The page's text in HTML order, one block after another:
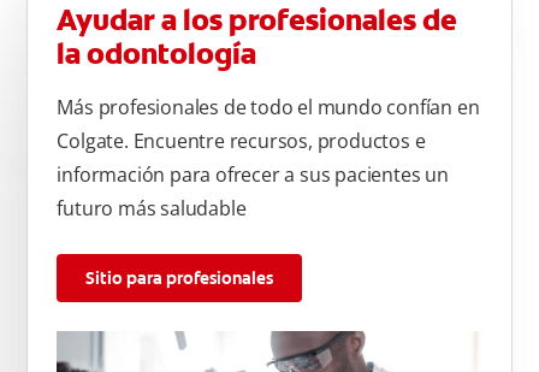
Ayudar a los profesionales de
la odontología
Más profesionales de todo el mundo confían en
Colgate. Encuentre recursos, productos e
información para ofrecer a sus pacientes un
futuro más saludable
Sitio para profesionales